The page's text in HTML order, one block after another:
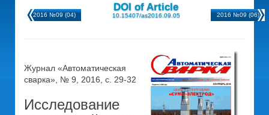
2016 №09 (04)
DOI of Article
10.15407/as2016.09.05 2016 №09 (06)
Журнал «Автоматическая
сварка», № 9, 2016, с. 29-32
Исследование